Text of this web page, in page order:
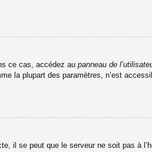
ce cas, accédez au panneau de
plupart des paramètres, n’est
il se peut que le serveur ne soit pas à